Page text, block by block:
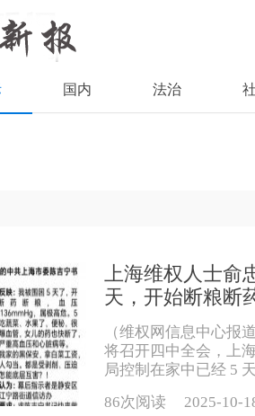
国内 法治
上海维权人士俞
天，开始断粮断
（维权网信息中心报
将召开四中全会，上
局控制在家中已经 5
86次阅读
2025-10-